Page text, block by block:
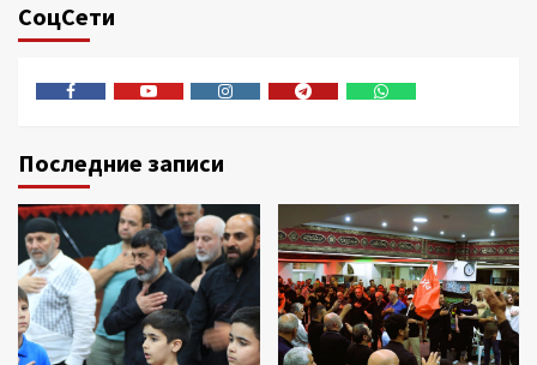
СоцСети
Последние записи